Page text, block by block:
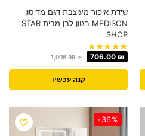
שידת איפור מעוצבת דגם מדיסון
MEDISON בגוון לבן מבית STAR
SHOP
1,008.99₪ 706.00 ₪
קנה עכשיו
-36%